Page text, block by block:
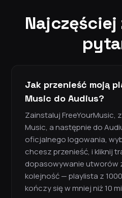
Jak przenieść moją
Music do Audius?
Zainstaluj FreeYourMusic,
Music, a następnie do
oficjalnego logowania,
chcesz przenieść, i kliknij
dopasowywanie utworów
kolejność — playlista z
kończy się w mniej niż 10